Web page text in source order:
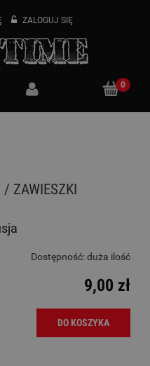
ZALOGUJ SIĘ
/ ZAWIESZKI
Dostępność:duża ilość
9,00 zł
DO KOSZYKA